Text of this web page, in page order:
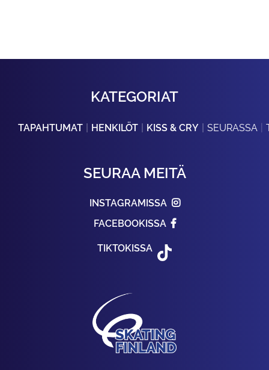
KATEGORIAT
TAPAHTUMAT HENKILÖT KISS & CRY SEURASSA
SEURAA MEITÄ
INSTAGRAMISSA
FACEBOOKISSA
TIKTOKISSA